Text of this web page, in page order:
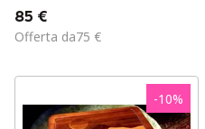
provenienti
dall'Europa
85 €
Offerta da75 €
-10%